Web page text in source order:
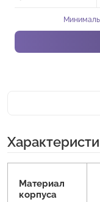
Материал
корпуса